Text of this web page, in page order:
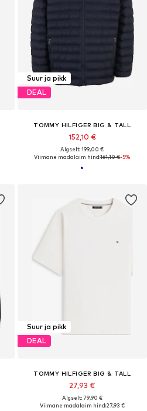
Suur ja pikk
DEAL
TOMMY HILFIGER BIG & TALL
152,10 €
Algselt: 199,00 €
Viimane madalaim hind:161,10 €-5%
Suur ja pikk
DEAL
TOMMY HILFIGER BIG & TALL
27,93 €
Algselt: 79,90 €
Viimane madalaim hind:27,93 €